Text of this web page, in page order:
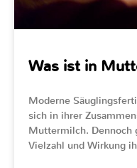
Was ist in
Moderne
sich in ihrer
Muttermilch. Dennoch
Vielzahl und Wirkung